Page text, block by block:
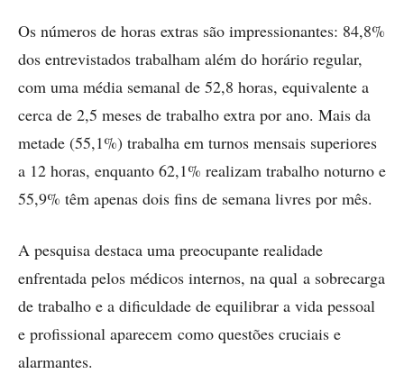
Os números de horas extras são impressionantes: 84,8%
dos entrevistados trabalham além do horário regular,
com uma média semanal de 52,8 horas, equivalente a
cerca de 2,5 meses de trabalho extra por ano. Mais da
metade (55,1%) trabalha em turnos mensais superiores
a 12 horas, enquanto 62,1% realizam trabalho noturno e
55,9% têm apenas dois fins de semana livres por mês.
A pesquisa destaca uma preocupante realidade
enfrentada pelos médicos internos, na qual a sobrecarga
de trabalho e a dificuldade de equilibrar a vida pessoal
e profissional aparecem como questões cruciais e
alarmantes.